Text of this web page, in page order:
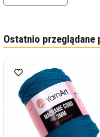
Ostatnio przeglądane